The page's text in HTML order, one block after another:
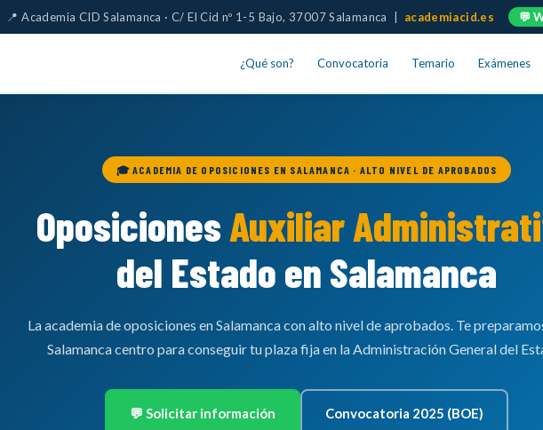
📍 Academia CID Salamanca · C/ El Cid nº 1-5 Bajo, 37007 Salamanca | academiacid.es 💬
¿Qué son? Convocatoria Temario Exámenes
🎓 ACADEMIA DE OPOSICIONES EN SALAMANCA · ALTO NIVEL DE APROBADOS
Oposiciones Auxiliar
del Estado en Salamanca
La academia de oposiciones en Salamanca con alto nivel de aprobados. Te
Salamanca centro para conseguir tu plaza fija en la Administración General del
💬 Solicitar información Convocatoria 2025 (BOE)